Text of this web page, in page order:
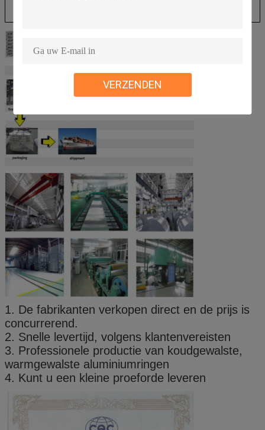
VERZENDEN
1. De fabrikanten verkopen direct en de prijs is
concurrerend.
2. Snelle levertijd, volgens klantenvereisten
3. Professionele productie van koudgewalste,
warmgewalste aluminiumringen
4. Kunt u een kleine proeforde leveren